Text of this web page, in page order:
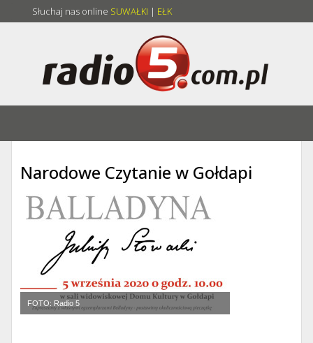
Słuchaj nas online SUWAŁKI | EŁK
Narodowe Czytanie w Gołdapi
FOTO: Radio 5